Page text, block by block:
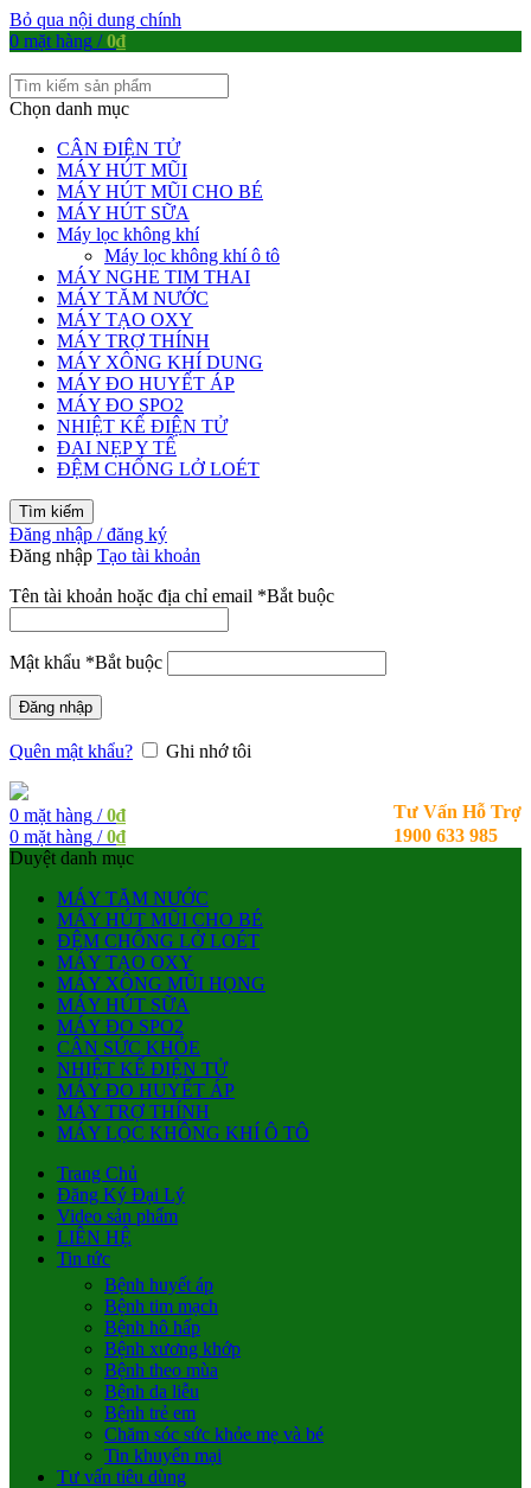
Bỏ qua nội dung chính
0 mặt hàng / 0₫
Chọn danh mục
CÂN ĐIỆN TỬ
MÁY HÚT MŨI
MÁY HÚT MŨI CHO BÉ
MÁY HÚT SỮA
Máy lọc không khí
Máy lọc không khí ô tô
MÁY NGHE TIM THAI
MÁY TĂM NƯỚC
MÁY TẠO OXY
MÁY TRỢ THÍNH
MÁY XÔNG KHÍ DUNG
MÁY ĐO HUYẾT ÁP
MÁY ĐO SPO2
NHIỆT KẾ ĐIỆN TỬ
ĐAI NẸP Y TẾ
ĐỆM CHỐNG LỞ LOÉT
Tìm kiếm
Đăng nhập / đăng ký
Đăng nhập Tạo tài khoản
Tên tài khoản hoặc địa chỉ email *Bắt buộc
Mật khẩu *Bắt buộc
Đăng nhập
Quên mật khẩu? Ghi nhớ tôi
Tư Vấn Hỗ Trợ
1900 633 985
0 mặt hàng / 0₫
0 mặt hàng / 0₫
Duyệt danh mục
MÁY TĂM NƯỚC
MÁY HÚT MŨI CHO BÉ
ĐỆM CHỐNG LỞ LOÉT
MÁY TẠO OXY
MÁY XÔNG MŨI HỌNG
MÁY HÚT SỮA
MÁY ĐO SPO2
CÂN SỨC KHỎE
NHIỆT KẾ ĐIỆN TỬ
MÁY ĐO HUYẾT ÁP
MÁY TRỢ THÍNH
MÁY LỌC KHÔNG KHÍ Ô TÔ
Trang Chủ
Đăng Ký Đại Lý
Video sản phẩm
LIÊN HỆ
Tin tức
Bệnh huyết áp
Bệnh tim mạch
Bệnh hô hấp
Bệnh xương khớp
Bệnh theo mùa
Bệnh da liễu
Bệnh trẻ em
Chăm sóc sức khỏe mẹ và bé
Tin khuyến mại
Tư vấn tiêu dùng